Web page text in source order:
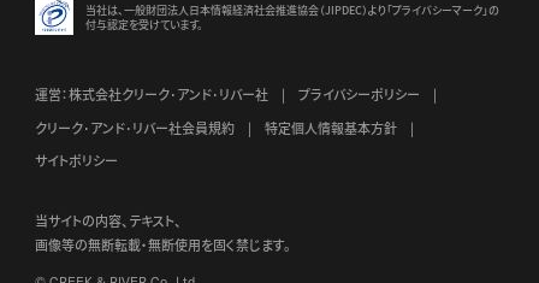
当社は、一般財団法人日本情報経済社会推進協会（JIPDEC）より 「プライバシーマーク」の
付与認定を受けています。
運営：株式会社クリーク･アンド･リバー社
プライバシーポリシー
クリーク･アンド･リバー社会員規約
特定個人情報基本方針
サイトポリシー
当サイトの内容、テキスト、
画像等の無断転載・無断使用を固く禁じます。